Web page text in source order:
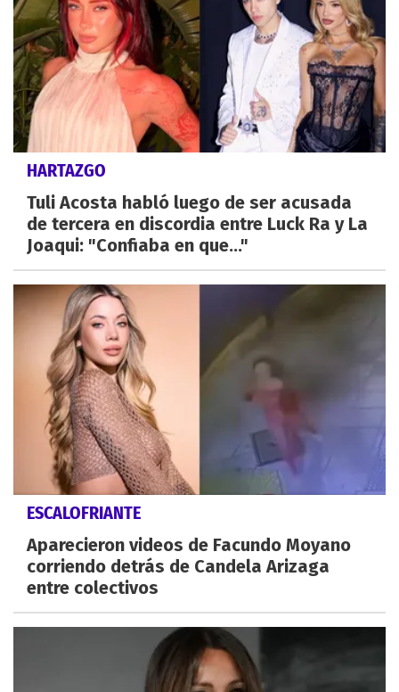
HARTAZGO
Tuli Acosta habló luego de ser acusada
de tercera en discordia entre Luck Ra y La
Joaqui: "Confiaba en que..."
ESCALOFRIANTE
Aparecieron videos de Facundo Moyano
corriendo detrás de Candela Arizaga
entre colectivos